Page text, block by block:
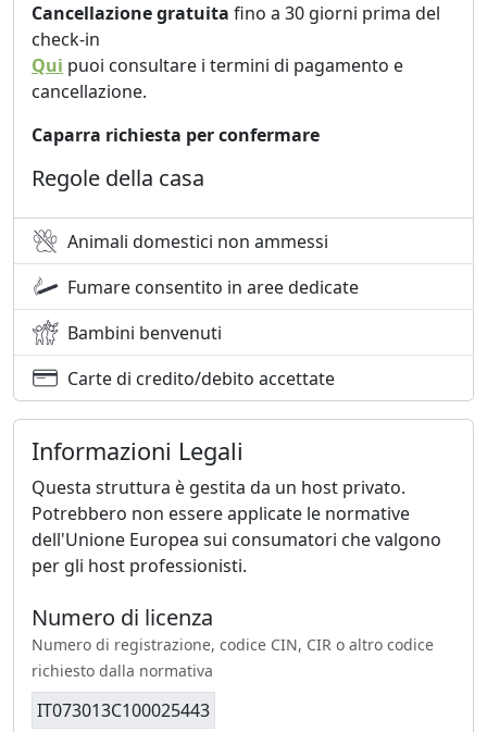
Cancellazione gratuita fino a 30 giorni prima del
check-in
Qui puoi consultare i termini di pagamento e
cancellazione.
Caparra richiesta per confermare
Regole della casa
Animali domestici non ammessi
Fumare consentito in aree dedicate
Bambini benvenuti
Carte di credito/debito accettate
Informazioni Legali
Questa struttura è gestita da un host privato.
Potrebbero non essere applicate le normative
dell'Unione Europea sui consumatori che valgono
per gli host professionisti.
Numero di licenza
Numero di registrazione, codice CIN, CIR o altro codice
richiesto dalla normativa
IT073013C100025443